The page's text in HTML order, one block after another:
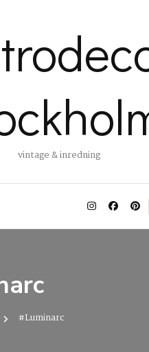
vintage & inredning
#Luminarc